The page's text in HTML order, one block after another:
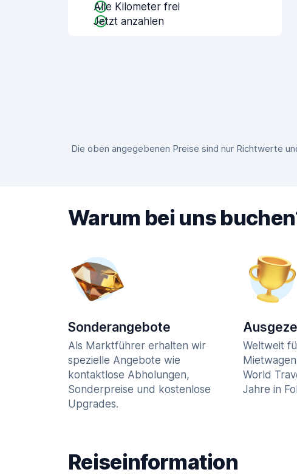
Alle Kilometer frei
Jetzt anzahlen
Die oben angegebenen Preise sind nur Richtwerte
Warum bei uns
Sonderangebote
Als Marktführer erhalten wir
spezielle Angebote wie
kontaktlose Abholungen,
Sonderpreise und kostenlose
Upgrades.
Weltweit
World
Jahre in
Reiseinformation